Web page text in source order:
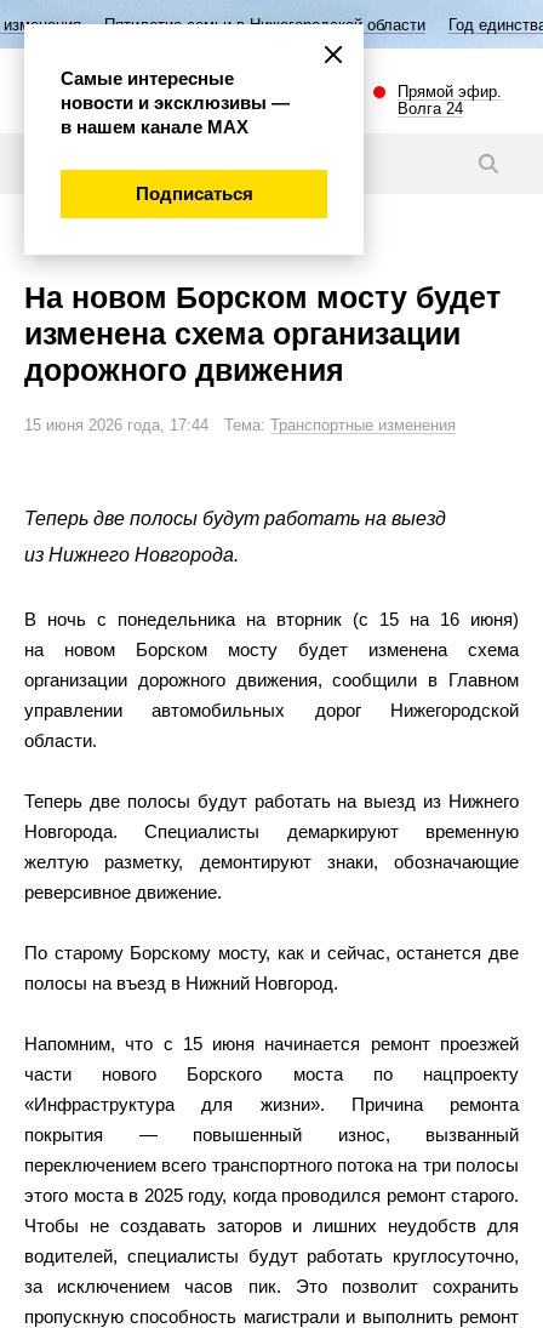
семьи в Нижегородской области Год единства народов России
Прямой эфир.
Волга 24
На новом Борском мосту будет
изменена схема организации
дорожного движения
15 июня 2026 года, 17:44 Тема: Транспортные изменения
Теперь две полосы будут работать на выезд
из Нижнего Новгорода.
В ночь с понедельника на вторник (с 15 на 16 июня)
на новом Борском мосту будет изменена схема
организации дорожного движения, сообщили в Главном
управлении автомобильных дорог Нижегородской
области.
Теперь две полосы будут работать на выезд из Нижнего
Новгорода. Специалисты демаркируют временную
желтую разметку, демонтируют знаки, обозначающие
реверсивное движение.
По старому Борскому мосту, как и сейчас, останется две
полосы на въезд в Нижний Новгород.
Напомним, что с 15 июня начинается ремонт проезжей
части нового Борского моста по нацпроекту
«Инфраструктура для жизни». Причина ремонта
покрытия — повышенный износ, вызванный
переключением всего транспортного потока на три полосы
этого моста в 2025 году, когда проводился ремонт старого.
Чтобы не создавать заторов и лишних неудобств для
водителей, специалисты будут работать круглосуточно,
за исключением часов пик. Это позволит сохранить
пропускную способность магистрали и выполнить ремонт
Самые интересные
новости и эксклюзивы —
в нашем канале МАХ
Подписаться